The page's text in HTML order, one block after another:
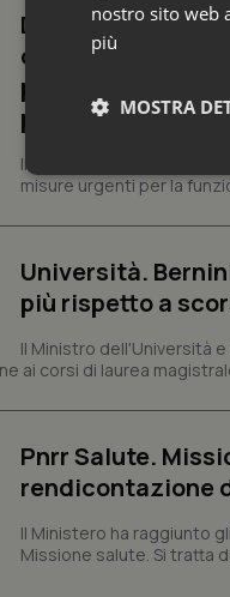
Decreto PA. Un
d’attesa tornano
passa ad
proroga dei
Il Consiglio dei Ministri ha
misure urgenti per la
Università.
più rispetto a
Il Ministro dell'Università
ai corsi di laurea
Pnrr Salute.
rendicontazione
Il Ministero ha raggiunto
Missione salute. Si tratta
nostro sito web
più
MOSTRA
e l'accesso alle
Nome